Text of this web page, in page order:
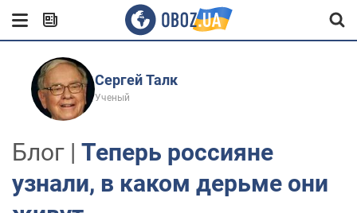
Сергей Талк
Ученый
Блог | Теперь россияне
узнали, в каком дерьме они